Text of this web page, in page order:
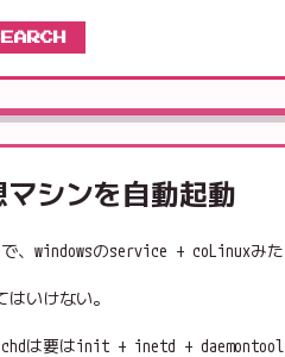
駒形電産
シンを自動起動
、windowsのservice + coLinuxみた
いけない。
は要はinit + inetd +